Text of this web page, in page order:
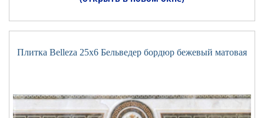
Плитка Belleza 25x6 Бельведер бордюр бежевый матовая